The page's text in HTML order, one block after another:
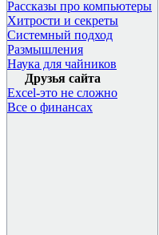
Рассказы про компьютеры
Хитрости и секреты
Системный подход
Размышления
Наука для чайников
Друзья сайта
Excel-это не сложно
Все о финансах